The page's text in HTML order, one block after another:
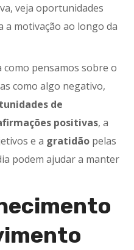
veja oportunidades
a motivação ao longo da
pensamos sobre o
como algo negativo,
de
positivas, a
e a gratidão pelas
podem ajudar a manter